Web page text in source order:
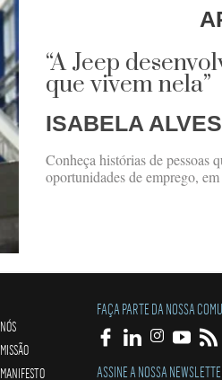
“A Jeep
que vivem nela”
ISABELA ALVES
Conheça histórias de pessoas
oportunidades de emprego,
NÓS
MISSÃO
MANIFESTO
FAÇA PARTE DA NOSSA
ASSINE A NOSSA